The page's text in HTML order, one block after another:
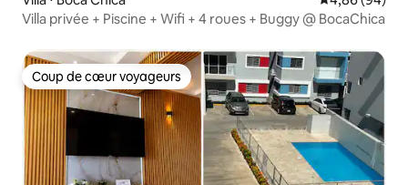
Villa privée + Piscine + Wifi + 4 roues + Buggy @ BocaChica
Coup de cœur voyageurs
Coup de cœur voyageurs